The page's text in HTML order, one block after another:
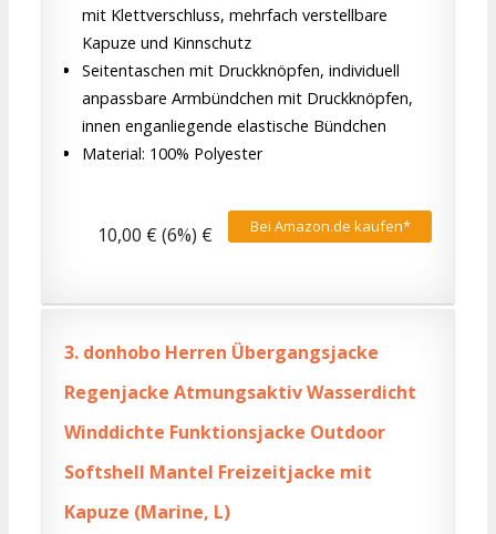
mit Klettverschluss, mehrfach verstellbare
Kapuze und Kinnschutz
Seitentaschen mit Druckknöpfen, individuell
anpassbare Armbündchen mit Druckknöpfen,
innen enganliegende elastische Bündchen
Material: 100% Polyester
Bei Amazon.de kaufen*
10,00 € (6%) €
3. donhobo Herren Übergangsjacke
Regenjacke Atmungsaktiv Wasserdicht
Winddichte Funktionsjacke Outdoor
Softshell Mantel Freizeitjacke mit
Kapuze (Marine, L)